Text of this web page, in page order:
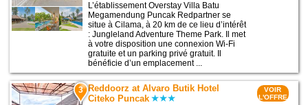
L’établissement Overstay Villa Batu
Megamendung Puncak Redpartner se
situe à Cilama, à 20 km de ce lieu d’intérêt
: Jungleland Adventure Theme Park. Il met
à votre disposition une connexion Wi-Fi
gratuite et un parking privé gratuit. Il
bénéficie d’un emplacement ...
3 Reddoorz at Alvaro Butik Hotel
Citeko Puncak
VOIR
L'OFFRE